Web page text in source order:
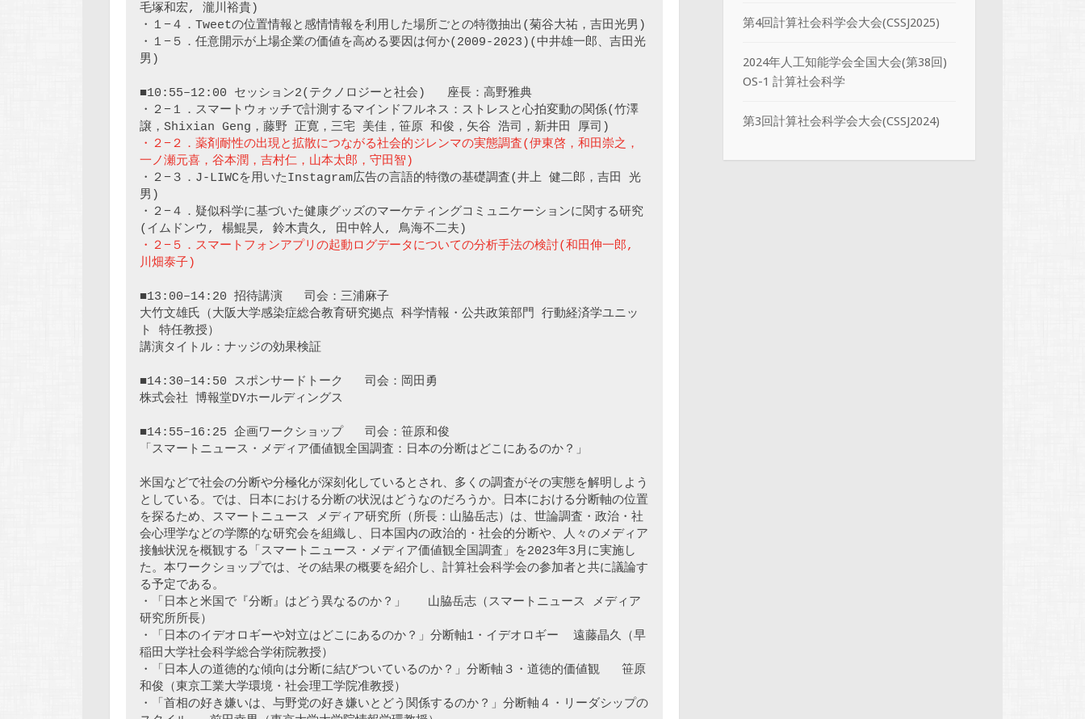
毛塚和宏, 瀧川裕貴)
・１−４．Tweetの位置情報と感情情報を利用した場所ごとの特徴抽出(菊谷大祐，吉田光男)
・１−５．任意開示が上場企業の価値を高める要因は何か(2009-2023)(中井雄一郎、吉田光
男)
■10:55–12:00 セッション2(テクノロジーと社会)   座長：高野雅典
・２−１．スマートウォッチで計測するマインドフルネス：ストレスと心拍変動の関係(竹澤
・２−２．薬剤耐性の出現と拡散につながる社会的ジレンマの実態調査(伊東啓，和田崇之，
一ノ瀬元喜，谷本潤，吉村仁，山本太郎，守田智)
・２−３．J-LIWCを用いたInstagram広告の言語的特徴の基礎調査(井上 健二郎，吉田 光
男)
・２−４．疑似科学に基づいた健康グッズのマーケティングコミュニケーションに関する研究
・２−５．スマートフォンアプリの起動ログデータについての分析手法の検討(和田伸一郎,
川畑泰子)
■13:00–14:20 招待講演   司会：三浦麻子
大竹文雄氏（大阪大学感染症総合教育研究拠点 科学情報・公共政策部門 行動経済学ユニッ
ト 特任教授）
講演タイトル：ナッジの効果検証
■14:30–14:50 スポンサードトーク   司会：岡田勇
株式会社 博報堂DYホールディングス
■14:55–16:25 企画ワークショップ   司会：笹原和俊
米国などで社会の分断や分極化が深刻化しているとされ、多くの調査がその実態を解明しよう
としている。では、日本における分断の状況はどうなのだろうか。日本における分断軸の位置
を探るため、スマートニュース メディア研究所（所長：山脇岳志）は、世論調査・政治・社
会心理学などの学際的な研究会を組織し、日本国内の政治的・社会的分断や、人々のメディア
接触状況を概観する「スマートニュース・メディア価値観全国調査」を2023年3月に実施し
た。本ワークショップでは、その結果の概要を紹介し、計算社会科学会の参加者と共に議論す
る予定である。
・「日本と米国で『分断』はどう異なるのか？」   山脇岳志（スマートニュース メディア
研究所所長）
・「日本のイデオロギーや対立はどこにあるのか？」分断軸1・イデオロギー  遠藤晶久（早
稲田大学社会科学総合学術院教授）
・「日本人の道徳的な傾向は分断に結びついているのか？」分断軸３・道徳的価値観   笹原
和俊（東京工業大学環境・社会理工学院准教授）
・「首相の好き嫌いは、与野党の好き嫌いとどう関係するのか？」分断軸４・リーダシップの
第4回計算社会科学会大会(CSSJ2025)
2024年人工知能学会全国大会(第38回)
OS-1 計算社会科学
第3回計算社会科学会大会(CSSJ2024)